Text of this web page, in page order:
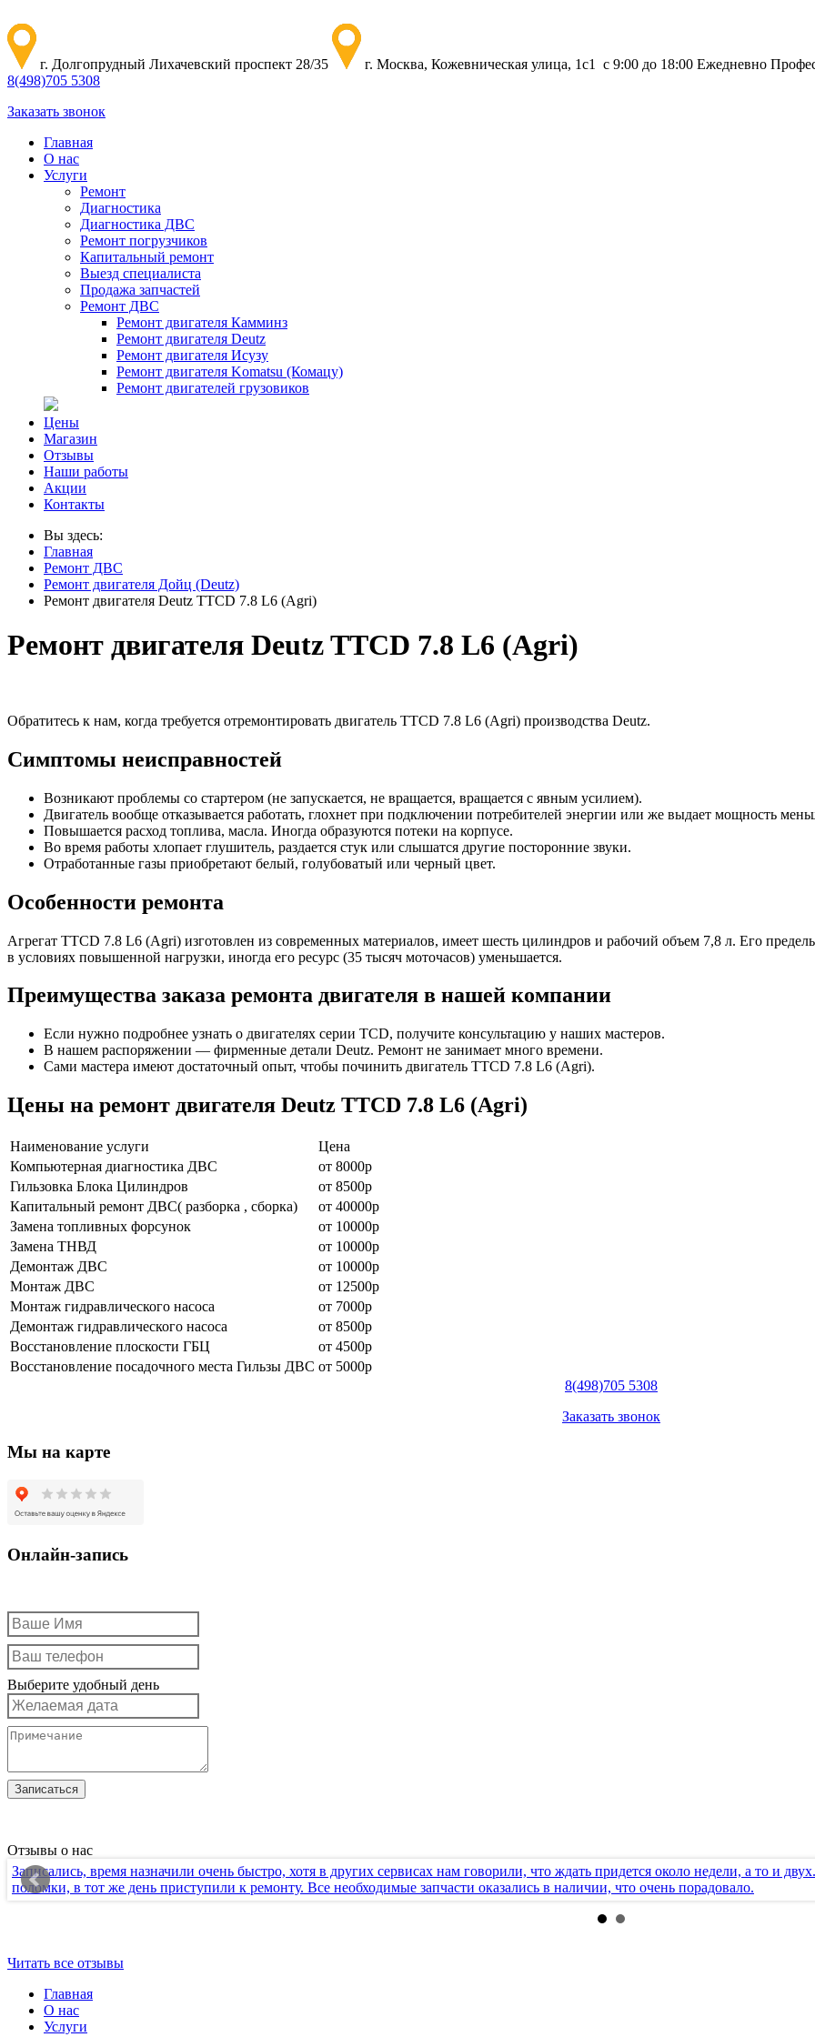
г. Долгопрудный Лихачевский проспект 28/35 г. Москва, Кожевническая улица, 1с1 с 9:00 до 18:00 Ежедневно
8(498)705 5308
Заказать звонок
Главная
О нас
Услуги
Ремонт
Диагностика
Диагностика ДВС
Ремонт погрузчиков
Капитальный ремонт
Выезд специалиста
Продажа запчастей
Ремонт ДВС
Ремонт двигателя Камминз
Ремонт двигателя Deutz
Ремонт двигателя Исузу
Ремонт двигателя Komatsu (Комацу)
Ремонт двигателей грузовиков
Цены
Магазин
Отзывы
Наши работы
Акции
Контакты
Вы здесь:
Главная
Ремонт ДВС
Ремонт двигателя Дойц (Deutz)
Ремонт двигателя Deutz TTCD 7.8 L6 (Agri)
Ремонт двигателя Deutz TTCD 7.8 L6 (Agri)
Обратитесь к нам, когда требуется отремонтировать двигатель TTCD 7.8 L6 (Agri) производства Deutz.
Симптомы неисправностей
Возникают проблемы со стартером (не запускается, не вращается, вращается с явным усилием).
Двигатель вообще отказывается работать, глохнет при подключении потребителей энергии или же выдает мощность
Повышается расход топлива, масла. Иногда образуются потеки на корпусе.
Во время работы хлопает глушитель, раздается стук или слышатся другие посторонние звуки.
Отработанные газы приобретают белый, голубоватый или черный цвет.
Особенности ремонта
Агрегат TTCD 7.8 L6 (Agri) изготовлен из современных материалов, имеет шесть цилиндров и рабочий объем 7,8 л. Его
в условиях повышенной нагрузки, иногда его ресурс (35 тысяч моточасов) уменьшается.
Преимущества заказа ремонта двигателя в нашей компании
Если нужно подробнее узнать о двигателях серии TCD, получите консультацию у наших мастеров.
В нашем распоряжении — фирменные детали Deutz. Ремонт не занимает много времени.
Сами мастера имеют достаточный опыт, чтобы починить двигатель TTCD 7.8 L6 (Agri).
Цены на ремонт двигателя Deutz TTCD 7.8 L6 (Agri)
Наименование уcлуги
Цена
Компьютерная диагностика ДВС
от 8000р
Гильзовка Блока Цилиндров
от 8500р
Капитальный ремонт ДВС( разборка , сборка)
от 40000р
Замена топливных форсунок
от 10000р
Замена ТНВД
от 10000р
Демонтаж ДВС
от 10000р
Монтаж ДВС
от 12500р
Монтаж гидравлического насоса
от 7000р
Демонтаж гидравлического насоса
от 8500р
Восстановление плоскости ГБЦ
от 4500р
Восстановление посадочного места Гильзы ДВС от 5000р
8(498)705 5308
Заказать звонок
Мы на карте
Онлайн-запись
Выберите удобный день
Отзывы о нас
Записались, время назначили очень быстро, хотя в других сервисах нам говорили, что ждать придется около недели, а то и
поломки, в тот же день приступили к ремонту. Все необходимые запчасти оказались в наличии, что очень порадовало.
Читать все отзывы
Главная
О нас
Услуги